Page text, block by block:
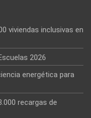
viviendas inclusivas en
2026
energética para
recargas de